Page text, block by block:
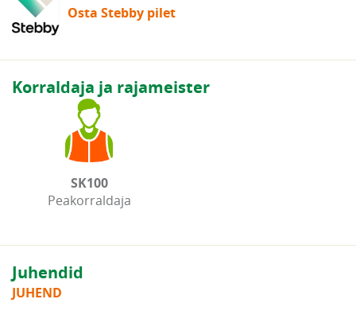
Osta Stebby pilet
Korraldaja ja rajameister
SK100
Peakorraldaja
Juhendid
JUHEND